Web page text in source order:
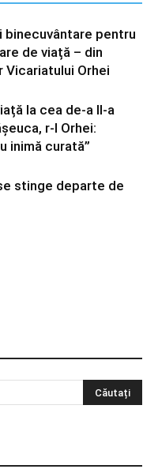
binecuvântare pentru
de viață – din
Orhei
la cea de-a II-a
r-l Orhei:
inimă curată”
stinge departe de